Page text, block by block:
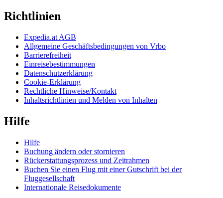
Richtlinien
Expedia.at AGB
Allgemeine Geschäftsbedingungen von Vrbo
Barrierefreiheit
Einreisebestimmungen
Datenschutzerklärung
Cookie-Erklärung
Rechtliche Hinweise/Kontakt
Inhaltsrichtlinien und Melden von Inhalten
Hilfe
Hilfe
Buchung ändern oder stornieren
Rückerstattungsprozess und Zeitrahmen
Buchen Sie einen Flug mit einer Gutschrift bei der
Fluggesellschaft
Internationale Reisedokumente